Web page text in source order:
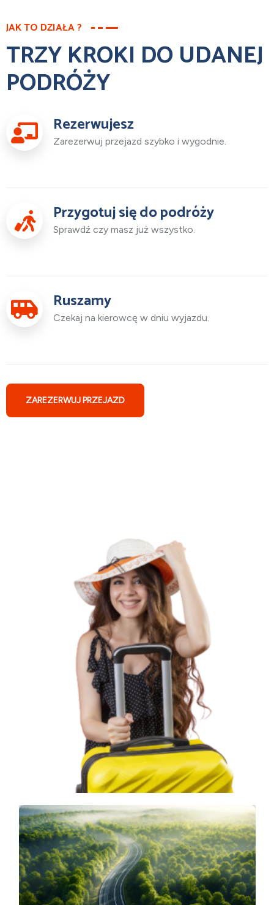
JAK TO DZIAŁA ?
TRZY KROKI DO UDANEJ
PODRÓŻY
Rezerwujesz
Zarezerwuj przejazd szybko i wygodnie.
Przygotuj się do podróży
Sprawdź czy masz już wszystko.
Ruszamy
Czekaj na kierowcę w dniu wyjazdu.
ZAREZERWUJ PRZEJAZD